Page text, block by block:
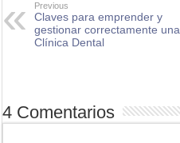
Previous
Claves para emprender y
gestionar correctamente una
Clínica Dental
4 Comentarios